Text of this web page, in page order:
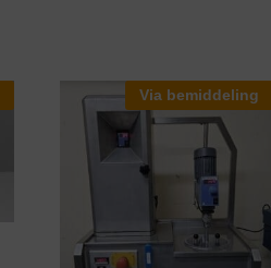
Via bemiddeling